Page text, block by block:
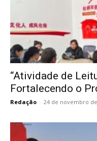
“Atividade de
Fortalecendo o
Redação - 24 de novembro